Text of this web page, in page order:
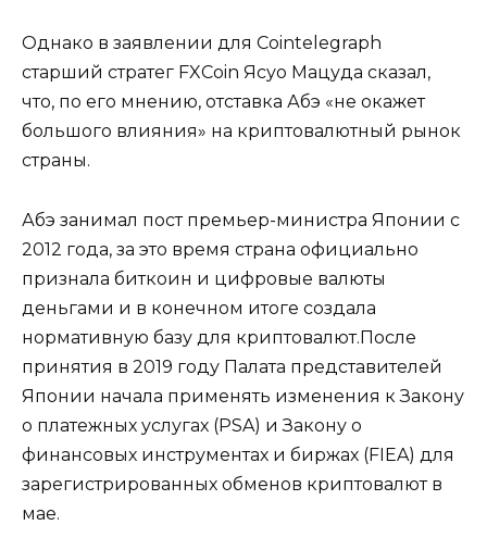
Однако в заявлении для Cointelegraph
старший стратег FXCoin Ясуо Мацуда сказал,
что, по его мнению, отставка Абэ «не окажет
большого влияния» на криптовалютный рынок
страны.
Абэ занимал пост премьер-министра Японии с
2012 года, за это время страна официально
признала биткоин и цифровые валюты
деньгами и в конечном итоге создала
нормативную базу для криптовалют.После
принятия в 2019 году Палата представителей
Японии начала применять изменения к Закону
о платежных услугах (PSA) и Закону о
финансовых инструментах и ​​биржах (FIEA) для
зарегистрированных обменов криптовалют в
мае.